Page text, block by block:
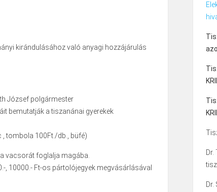
kirándulásához való anyagi hozzájárulás
József polgármester
bemutatják a tiszanánai gyerekek
, tombola 100Ft./db., büfé)
vacsorát foglalja magába.
, 10000.- Ft-os pártolójegyek megvásárlásával